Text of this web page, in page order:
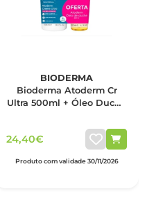
BIODERMA
Bioderma Atoderm Cr
Ultra 500ml + Óleo Duche
24,40€
Produto com validade 30/11/2026